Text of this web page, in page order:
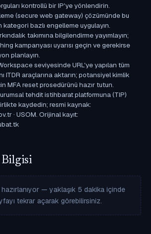
kontrollü bir IP'ye yönlendirin.
(secure web gateway) çözümünde bu
bazlı engelleme uygulayın.
takımına bilgilendirme yayımlayın;
kampanyası uyarısı geçin ve gerekirse
planlayın.
seviyesinde URL'ye yapılan tüm
ITDR araçlarına aktarın; potansiyel kimlik
MFA reset prosedürünü hazır tutun.
tehdit istihbarat platformuna (TIP)
kaydedin; resmi kaynak:
· USOM. Orijinal kayıt:
— yaklaşık 5 dakika içinde
tekrar açarak görebilirsiniz.